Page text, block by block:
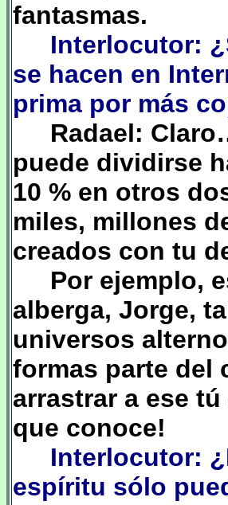
fantasmas.
Interlocutor:
se hacen en
prima por más
Radael:
puede dividirse
10 % en otros
miles, millones
creados con tu
Por ejemplo,
alberga, Jorge,
universos
formas parte del
arrastrar a ese tú
que conoce!
Interlocutor:
espíritu sólo